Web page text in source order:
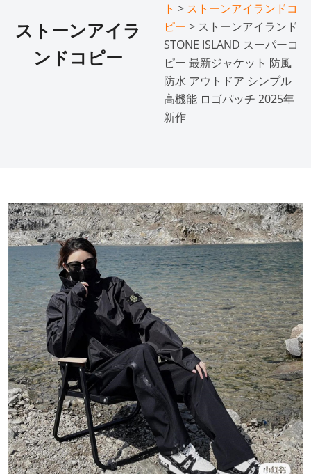
ストーンアイラ
ンドコピー
ト > ストーンアイランドコ
ピー > ストーンアイランド
STONE ISLAND スーパーコ
ピー 最新ジャケット 防風
防水 アウトドア シンプル
高機能 ロゴパッチ 2025年
新作